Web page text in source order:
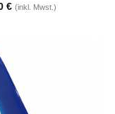
€ (inkl. Mwst.)